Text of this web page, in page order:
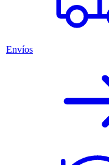
Envíos